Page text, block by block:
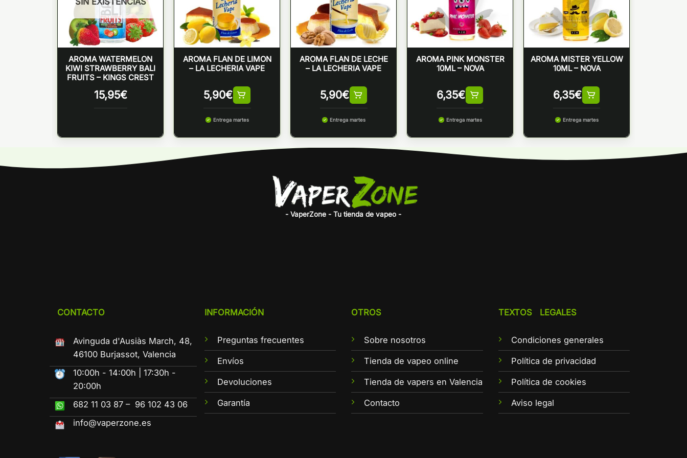
AROMA WATERMELON
KIWI STRAWBERRY BALI
FRUITS – KINGS CREST
15,95€
AROMA FLAN DE LIMON
– LA LECHERIA VAPE
5,90€
Entrega martes
AROMA FLAN DE LECHE
– LA LECHERIA VAPE
5,90€
Entrega martes
AROMA PINK MONSTER
10ML – NOVA
6,35€
Entrega martes
AROMA MISTER YELLOW
10ML – NOVA
6,35€
Entrega martes
- VaperZone - Tu tienda de vapeo -
CONTACTO
Avinguda d'Ausiàs March, 48,
46100 Burjassot, Valencia
10:00h - 14:00h | 17:30h -
20:00h
682 11 03 87 – 96 102 43 06
info@vaperzone.es
INFORMACIÓN
Preguntas frecuentes
Envíos
Devoluciones
Garantía
OTROS
Sobre nosotros
Tienda de vapeo online
Tienda de vapers en Valencia
Contacto
TEXTOS LEGALES
Condiciones generales
Política de privacidad
Política de cookies
Aviso legal